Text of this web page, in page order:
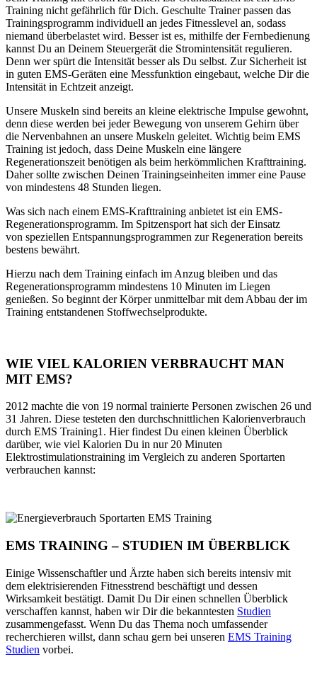
Training nicht gefährlich für Dich. Geschulte Trainer passen das
Trainingsprogramm individuell an jedes Fitnesslevel an, sodass
niemand überbelastet wird. Besser ist es, mithilfe der Fernbedienung
kannst Du an Deinem Steuergerät die Stromintensität regulieren.
Denn wer spürt die Intensität besser als Du selbst. Zur Sicherheit ist
in guten EMS-Geräten eine Messfunktion eingebaut, welche Dir die
Intensität in Echtzeit anzeigt.
Unsere Muskeln sind bereits an kleine elektrische Impulse gewohnt,
denn diese werden bei jeder Bewegung von unserem Gehirn über
die Nervenbahnen an unsere Muskeln geleitet. Wichtig beim EMS
Training ist jedoch, dass Deine Muskeln eine längere
Regenerationszeit benötigen als beim herkömmlichen Krafttraining.
Daher sollte zwischen Deinen Trainingseinheiten immer eine Pause
von mindestens 48 Stunden liegen.
Was sich nach einem EMS-Krafttraining anbietet ist ein EMS-
Regenerationsprogramm. Im Spitzensport hat sich der Einsatz
von speziellen Entspannungsprogrammen zur Regeneration bereits
bestens bewährt.
Hierzu nach dem Training einfach im Anzug bleiben und das
Regenerationsprogramm mindestens 10 Minuten im Liegen
genießen. So beginnt der Körper unmittelbar mit dem Abbau der im
Training entstandenen Stoffwechselprodukte.
WIE VIEL KALORIEN VERBRAUCHT MAN
MIT EMS?
2012 machte die von 19 normal trainierte Personen zwischen 26 und
31 Jahren. Diese testeten den durchschnittlichen Kalorienverbrauch
durch EMS Training1. Hier findest Du einen kleinen Überblick
darüber, wie viel Kalorien Du in nur 20 Minuten
Elektrostimulationstraining im Vergleich zu anderen Sportarten
verbrauchen kannst:
EMS TRAINING – STUDIEN IM ÜBERBLICK
Einige Wissenschaftler und Ärzte haben sich bereits intensiv mit
dem elektrisierenden Fitnesstrend beschäftigt und dessen
Wirksamkeit bestätigt. Damit Du Dir einen schnellen Überblick
verschaffen kannst, haben wir Dir die bekanntesten Studien
zusammengefasst. Wenn Du das Thema noch umfassender
recherchieren willst, dann schau gern bei unseren EMS Training
Studien vorbei.